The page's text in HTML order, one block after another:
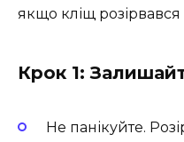
якщо кліщ
Крок 1:
Не панікуйте.